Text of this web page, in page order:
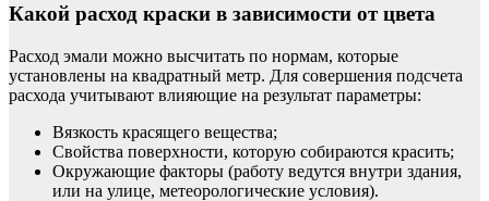
Какой расход краски в зависимости от цвета
Расход эмали можно высчитать по нормам, которые
установлены на квадратный метр. Для совершения подсчета
расхода учитывают влияющие на результат параметры:
Вязкость красящего вещества;
Свойства поверхности, которую собираются красить;
Окружающие факторы (работу ведутся внутри здания,
или на улице, метеорологические условия).